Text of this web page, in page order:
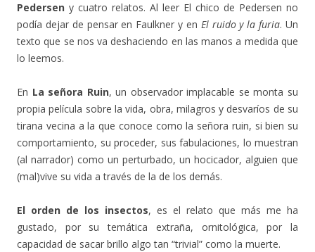
Pedersen y cuatro relatos. Al leer El chico de Pedersen no
podía dejar de pensar en Faulkner y en El ruido y la furia. Un
texto que se nos va deshaciendo en las manos a medida que
lo leemos.
En La señora Ruin, un observador implacable se monta su
propia película sobre la vida, obra, milagros y desvaríos de su
tirana vecina a la que conoce como la señora ruin, si bien su
comportamiento, su proceder, sus fabulaciones, lo muestran
(al narrador) como un perturbado, un hocicador, alguien que
(mal)vive su vida a través de la de los demás.
El orden de los insectos, es el relato que más me ha
gustado, por su temática extraña, ornitológica, por la
capacidad de sacar brillo algo tan “trivial” como la muerte.